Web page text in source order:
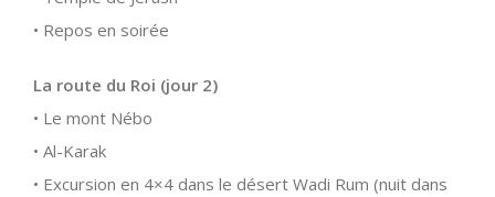
• Repos en soirée
La route du Roi (jour 2)
• Le mont Nébo
• Al-Karak
• Excursion en 4×4 dans le désert Wadi Rum (nuit dans